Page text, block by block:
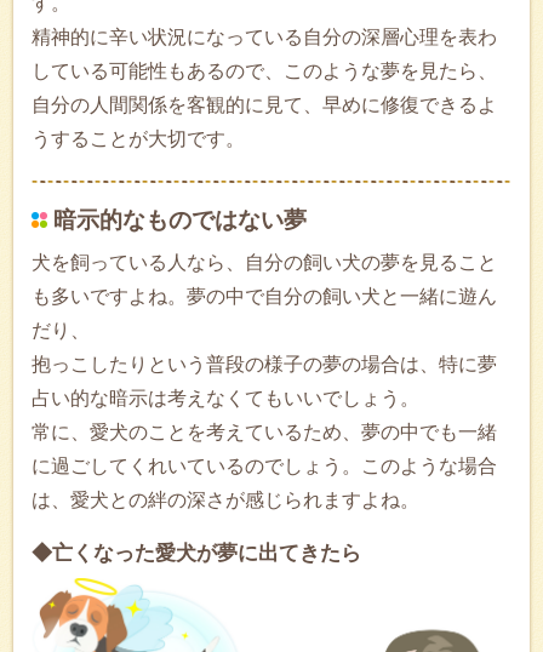
精神的に辛い状況になっている自分の深層心理を表わ
している可能性もあるので、このような夢を見たら、
自分の人間関係を客観的に見て、早めに修復できるよ
うすることが大切です。
暗示的なものではない夢
犬を飼っている人なら、自分の飼い犬の夢を見ること
も多いですよね。夢の中で自分の飼い犬と一緒に遊ん
だり、
抱っこしたりという普段の様子の夢の場合は、特に夢
占い的な暗示は考えなくてもいいでしょう。
常に、愛犬のことを考えているため、夢の中でも一緒
に過ごしてくれいているのでしょう。このような場合
は、愛犬との絆の深さが感じられますよね。
◆亡くなった愛犬が夢に出てきたら